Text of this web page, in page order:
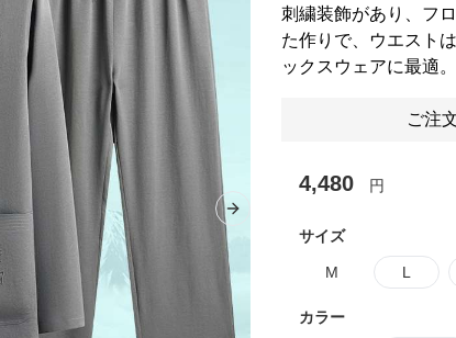
Next slide
刺繍装飾があり、フ
た作りで、ウエスト
ックスウェアに最適。
ご注
4,480 円
サイズ
M L
カラー